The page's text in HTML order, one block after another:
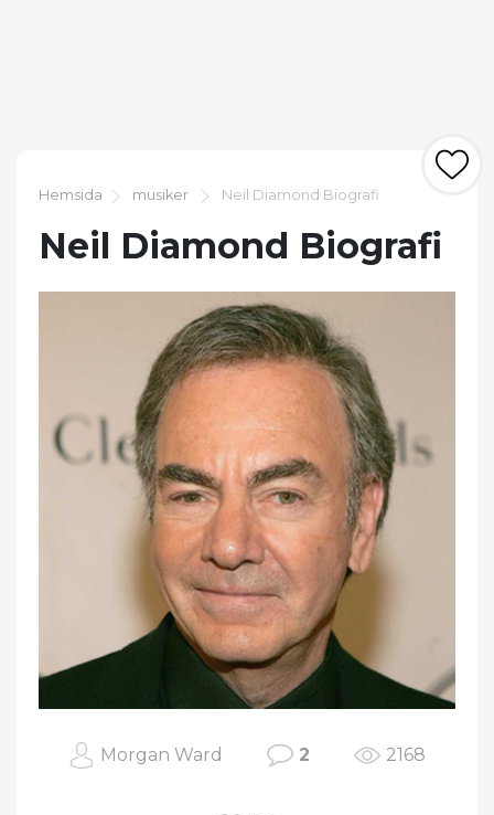
Hemsida musiker Neil Diamond Biografi
Neil Diamond Biografi
Morgan Ward 2 2168